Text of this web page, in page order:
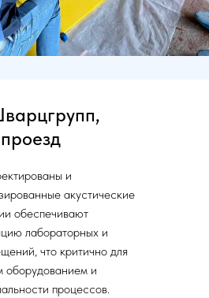
и
акустические
обеспечивают
лабораторных и
что критично для
оборудованием и
процессов.